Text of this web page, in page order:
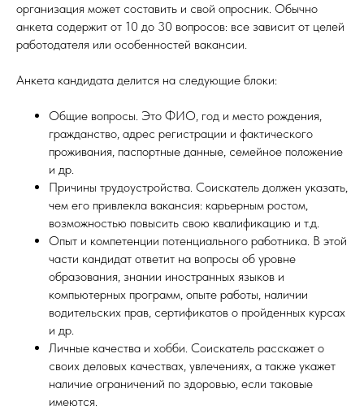
организация может составить и свой опросник. Обычно
анкета содержит от 10 до 30 вопросов: все зависит от целей
работодателя или особенностей вакансии.
Анкета кандидата делится на следующие блоки:
Общие вопросы. Это ФИО, год и место рождения,
гражданство, адрес регистрации и фактического
проживания, паспортные данные, семейное положение
и др.
Причины трудоустройства. Соискатель должен указать,
чем его привлекла вакансия: карьерным ростом,
возможностью повысить свою квалификацию и т.д.
Опыт и компетенции потенциального работника. В этой
части кандидат ответит на вопросы об уровне
образования, знании иностранных языков и
компьютерных программ, опыте работы, наличии
водительских прав, сертификатов о пройденных курсах
и др.
Личные качества и хобби. Соискатель расскажет о
своих деловых качествах, увлечениях, а также укажет
наличие ограничений по здоровью, если таковые
имеются.